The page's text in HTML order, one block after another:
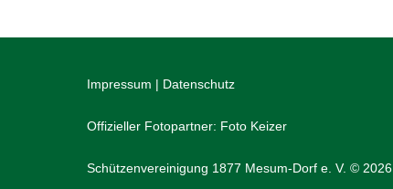
Impressum | Datenschutz
Offizieller Fotopartner: Foto Keizer
Schützenvereinigung 1877 Mesum-Dorf e. V. © 2026.